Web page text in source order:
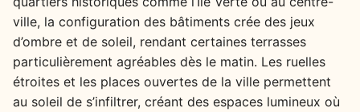
ville, la configuration des bâtiments crée des jeux
d’ombre et de soleil, rendant certaines terrasses
particulièrement agréables dès le matin. Les ruelles
étroites et les places ouvertes de la ville permettent
au soleil de s’infiltrer, créant des espaces lumineux où